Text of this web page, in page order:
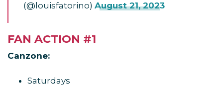
(@louisfatorino) August 21, 2023
FAN ACTION #1
Canzone:
Saturdays